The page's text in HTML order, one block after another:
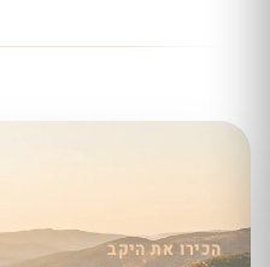
הכירו את היקב